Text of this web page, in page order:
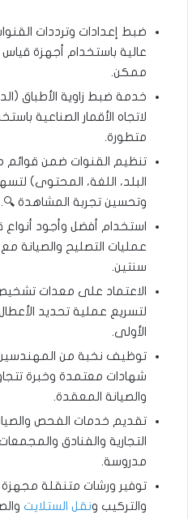
ضبط إعدادات وترددات
عالية باستخدام أجهزة
ممكن.
خدمة ضبط زاوية الأطباق
لاتجاه الأقمار الصناعية
متطورة.
تنظيم القنوات ضمن
البلد، اللغة، المحتوى)
وتحسين تجربة المشاهدة 🔍.
عمليات التصليح والصيانة
سنتين.
الاعتماد على معدات
لتسريع عملية تحديد
الأولى.
توظيف نخبة من المهندسين
والصيانة المعقدة.
تقديم خدمات الفحص
التجارية والفنادق
مدروسة.
توفير ورشات متنقلة مجهزة
والتركيب ونقل الستلايت